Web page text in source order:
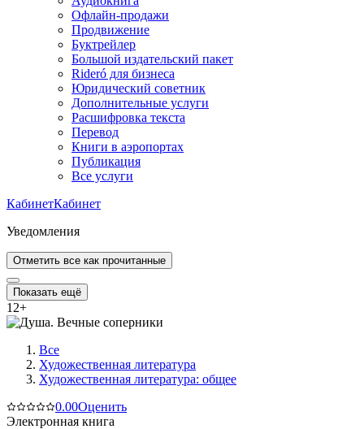
Офлайн-продажи
Продвижение
Буктрейлер
Большой издательский пакет
Rideró для бизнеса
Юридический советник
Дополнительные услуги
Расшифровка текста
Перевод
Книги в аэропортах
Публикация
Все услуги
КабинетКабинет
Уведомления
Отметить все как прочитанные
Показать ещё
12+
Все
Художественная литература
Художественная литература: общее
0.00Оценить
Электронная книга